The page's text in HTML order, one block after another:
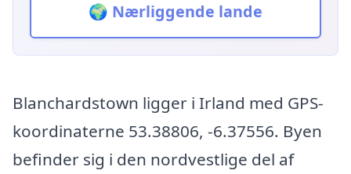
🌍 Nærliggende lande
Blanchardstown ligger i Irland med GPS-
koordinaterne 53.38806, -6.37556. Byen
befinder sig i den nordvestlige del af